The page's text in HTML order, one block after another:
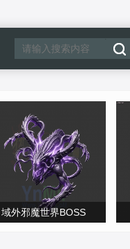
域外邪魔世界BOSS